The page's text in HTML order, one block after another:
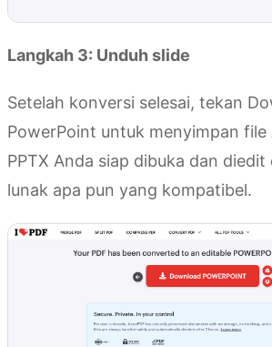
Langkah 3: Unduh slide
Setelah konversi selesai, tekan
PowerPoint untuk menyimpan file
PPTX Anda siap dibuka dan
lunak apa pun yang kompatibel.